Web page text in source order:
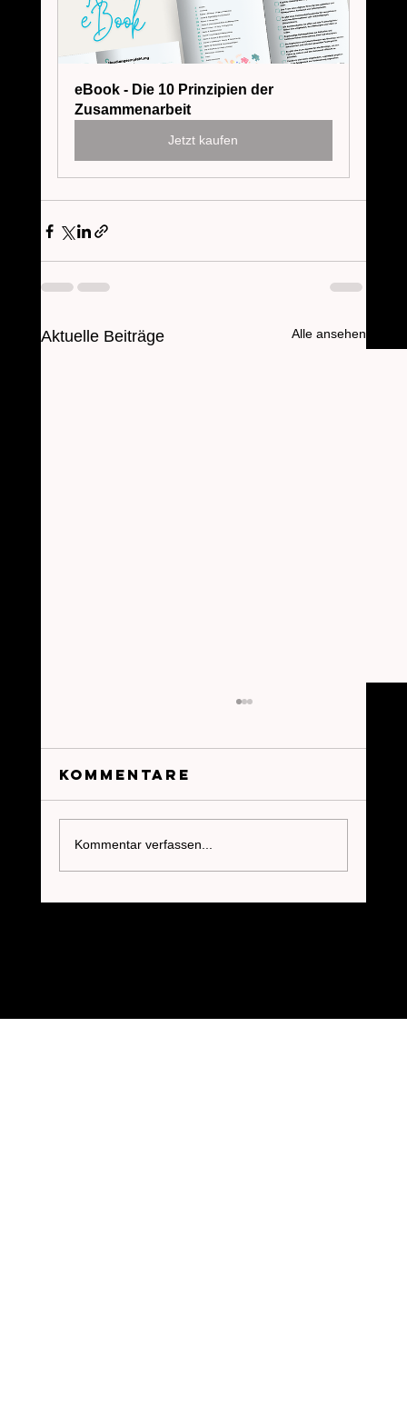
eBook - Die 10 Prinzipien der
Zusammenarbeit
Jetzt kaufen
Aktuelle Beiträge Alle ansehen
Kommentare
Kommentar verfassen...